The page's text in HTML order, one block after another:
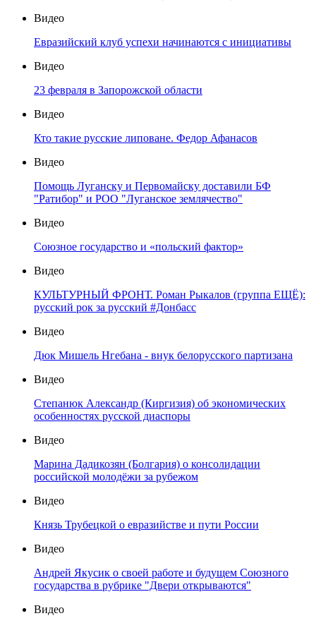
Видео
Евразийский клуб успехи начинаются с инициативы
Видео
23 февраля в Запорожской области
Видео
Кто такие русские липоване. Федор Афанасов
Видео
Помощь Луганску и Первомайску доставили БФ
"Ратибор" и РОО "Луганское землячество"
Видео
Союзное государство и «польский фактор»
Видео
КУЛЬТУРНЫЙ ФРОНТ. Роман Рыкалов (группа ЕЩЁ):
русский рок за русский #Донбасс
Видео
Дюк Мишель Нгебана - внук белорусского партизана
Видео
Степанюк Александр (Киргизия) об экономических
особенностях русской диаспоры
Видео
Марина Дадикозян (Болгария) о консолидации
российской молодёжи за рубежом
Видео
Князь Трубецкой о евразийстве и пути России
Видео
Андрей Якусик о своей работе и будущем Союзного
государства в рубрике "Двери открываются"
Видео